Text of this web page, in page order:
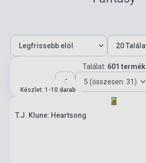
Találat: 601 termék
5 (összesen: 31)
Készlet: 1-10 darab
T.J. Klune: Heartsong